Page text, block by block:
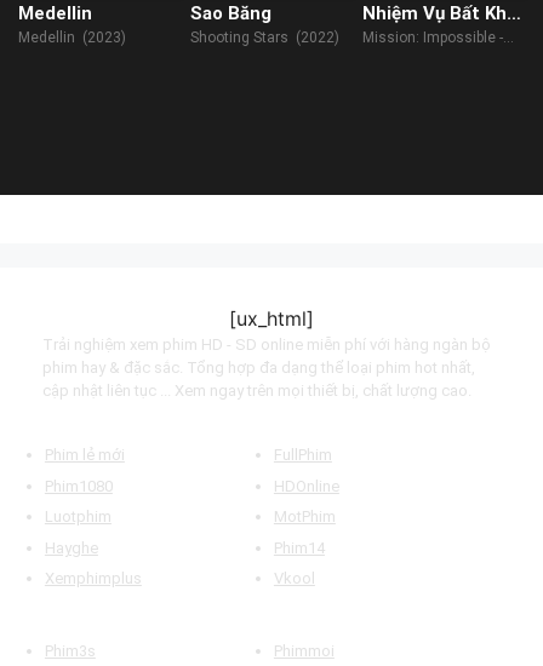
Medellin
Medellin (2023)
Sao Băng
Shooting Stars (2022)
Nhiệm Vụ Bất Khả
Thi 7 – Nghiệp
Mission: Impossible -